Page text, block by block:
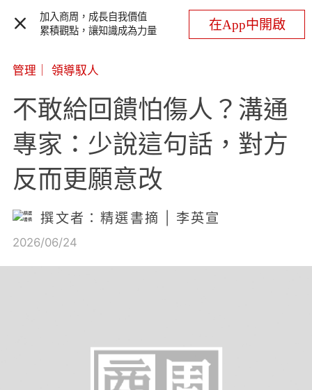
加入商周，成長自我價值
累積觀點，讓知識成為力量
在App中開啟
管理 領導馭人
不敢給回饋怕傷人？溝通
專家：少說這句話，對方
反而更願意改
撰文者：精選書摘 | 李英宣
2026/06/24